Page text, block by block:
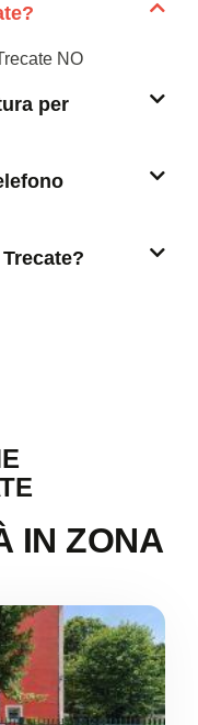
NO
per
IN ZONA